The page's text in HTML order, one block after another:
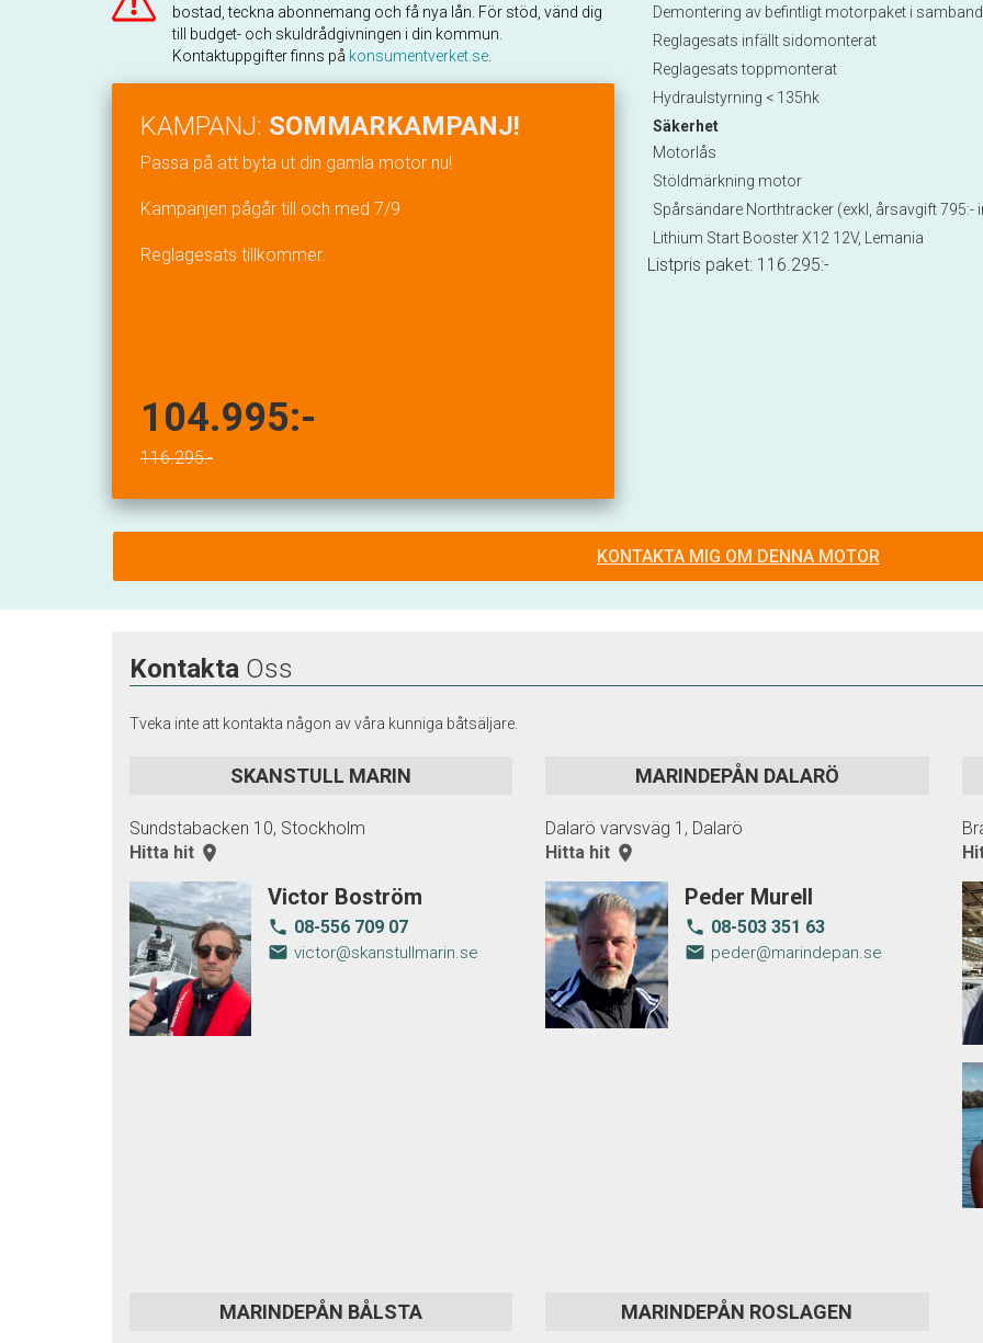
bostad, teckna abonnemang och få nya lån. För stöd, vänd dig
till budget- och skuldrådgivningen i din kommun.
Kontaktuppgifter finns på konsumentverket.se
KAMPANJ: SOMMARKAMPANJ!
Passa på att byta ut din gamla motor nu!
Kampanjen pågår till och med 7/9
Reglagesats tillkommer.
104.995:-
116.295:-
Demontering av befintligt motorpaket i
Reglagesats infällt sidomonterat
Reglagesats toppmonterat
Hydraulstyrning < 135hk
Säkerhet
Motorlås
Stöldmärkning motor
Spårsändare Northtracker (exkl, årsavgift 795:-
Lithium Start Booster X12 12V, Lemania
Listpris paket: 116.295:-
KONTAKTA MIG OM DENNA MOTOR
Kontakta Oss
Tveka inte att kontakta någon av våra kunniga båtsäljare.
SKANSTULL MARIN
Sundstabacken 10, Stockholm
Hitta hit room
Victor Boström
local_phone 08-556 709 07
email victor@skanstullmarin.se
MARINDEPÅN DALARÖ
Dalarö varvsväg 1, Dalarö
Hitta hit room
Peder Murell
local_phone 08-503 351 63
email peder@marindepan.se
MARINDEPÅN BÅLSTA MARINDEPÅN ROSLAGEN